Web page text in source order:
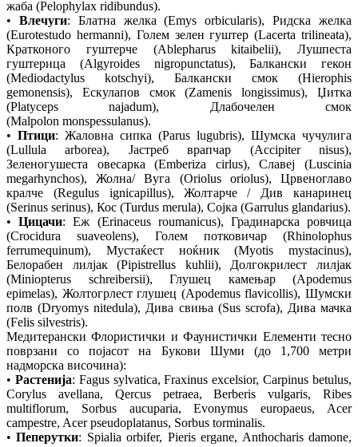
жаба (Pelophylax ridibundus).
• Влечуги: Блатна желка (Emys orbicularis), Ридска желка
(Eurotestudo hermanni), Голем зелен гуштер (Lacerta trilineata),
Кратконого гуштерче (Ablepharus kitaibelii), Лушпеста
гуштерица (Algyroides nigropunctatus), Балкански гекон
(Mediodactylus kotschyi), Балкански смок (Hierophis
gemonensis), Ескулапов смок (Zamenis longissimus), Џитка
(Platyceps najadum), Длабочелен смок
(Malpolon monspessulanus).
• Птици: Жаловна сипка (Parus lugubris), Шумска чучулига
(Lullula arborea), Јастреб врапчар (Accipiter nisus),
Зеленогушеста овесарка (Emberiza cirlus), Славеј (Luscinia
megarhynchos), Жолна/ Вуга (Oriolus oriolus), Црвеноглаво
кралче (Regulus ignicapillus), Жолтарче / Див канаринец
(Serinus serinus), Кос (Turdus merula), Сојка (Garrulus glandarius).
•Цицачи: Еж (Erinaceus roumanicus), Градинарска ровчица
(Crocidura suaveolens), Голем потковичар (Rhinolophus
ferrumequinum), Мустаќест ноќник (Myotis mystacinus),
Белорабен лилјак (Pipistrellus kuhlii), Долгокрилест лилјак
(Miniopterus schreibersii), Глушец камењар (Apodemus
epimelas), Жолтогрлест глушец (Apodemus flavicollis), Шумски
полв (Dryomys nitedula), Дива свиња (Sus scrofa), Дива мачка
(Felis silvestris).
Медитерански Флористички и Фаунистички Елементи тесно
поврзани со појасот на Букови Шуми (до 1,700 метри
надморска височина):
• Растенија: Fagus sylvatica, Fraxinus excelsior, Carpinus betulus,
Corylus avellana, Qercus petraea, Berberis vulgaris, Ribes
multiflorum, Sorbus aucuparia, Evonymus europaeus, Acer
campestre, Acer pseudoplatanus, Sorbus torminalis.
•Пеперутки: Spialia orbifer, Pieris ergane, Anthocharis damone,